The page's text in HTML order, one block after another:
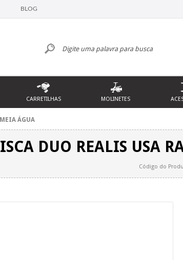
BLOG
CARRETILHAS MOLINETES
MEIA ÁGUA
ISCA DUO REALIS USA
Código do